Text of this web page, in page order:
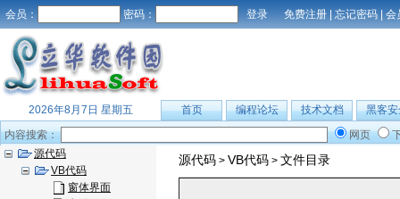
会员： 密码： 免费注册 | 忘记密码 | 会
2026年8月7日 星期五 首页 编程论坛 技术文档
黑客安
内容搜索：
网页
源代码
VB代码
窗体界面
源代码 > VB代码 > 文件目录